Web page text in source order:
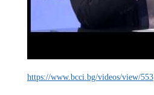
https://www.bcci.bg/videos/view/553